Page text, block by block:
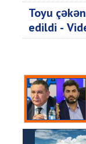
Toyu
edildi -